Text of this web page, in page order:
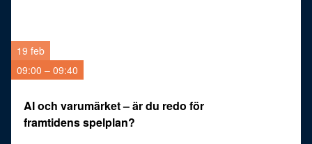
19 feb
09:00 – 09:40
AI och varumärket – är du redo för
framtidens spelplan?